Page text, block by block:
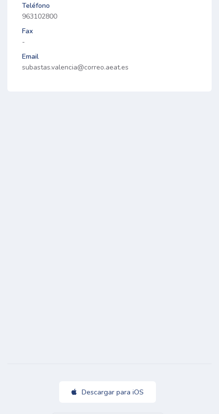
Teléfono
963102800
Fax
-
Email
subastas.valencia@correo.aeat.es
Descargar para iOS